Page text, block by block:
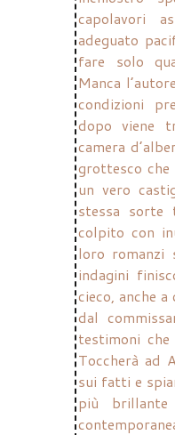
capolavori
adeguato
fare solo
Manca
condizioni
dopo viene
camera
grottesco
un vero
stessa sorte
colpito con
loro romanzi
indagini
cieco, anche
dal
testimoni
Toccherà ad
sui fatti e
più brillante